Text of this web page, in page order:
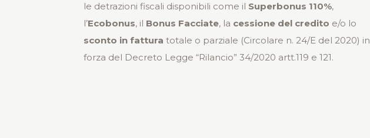
le detrazioni fiscali disponibili come il Superbonus 110%,
l’Ecobonus, il Bonus Facciate, la cessione del credito e/o lo
sconto in fattura totale o parziale (Circolare n. 24/E del 2020) in
forza del Decreto Legge “Rilancio” 34/2020 artt.119 e 121.